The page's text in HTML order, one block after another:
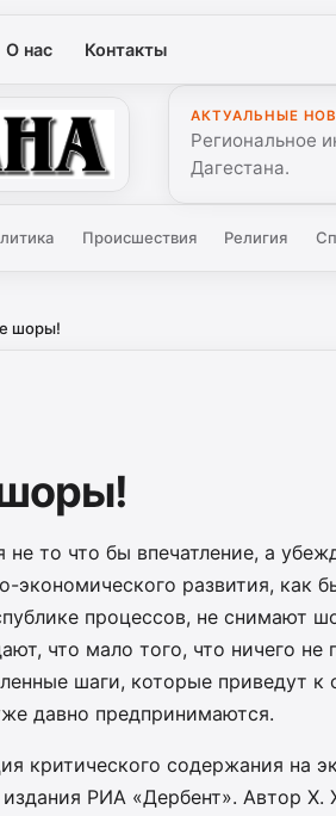
О нас Контакты
АКТУАЛЬНЫЕ
Региональное
Дагестана.
Происшествия Религия
шоры!
то что бы впечатление, а
экономического развития, как
процессов, не снимают
что мало того, что ничего
шаги, которые приведут к
давно предпринимаются.
критического содержания на
РИА «Дербент». Автор Х.